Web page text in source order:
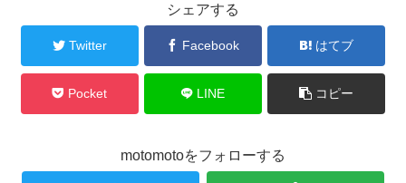
シェアする
Twitter Facebook はてブ
Pocket LINE コピー
motomotoをフォローする